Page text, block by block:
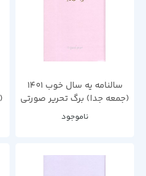
سالنامه یه سال خوب 1401
(جمعه جدا) برگ تحریر صورتی
ناموجود